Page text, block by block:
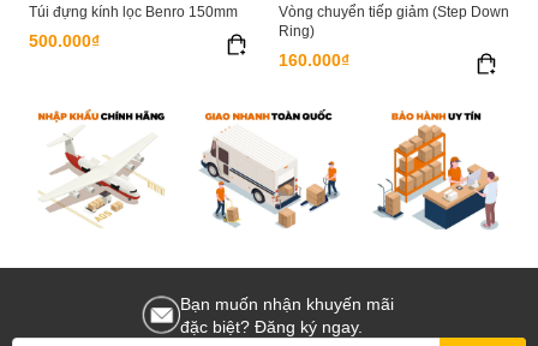
Túi đựng kính lọc Benro 150mm
500.000₫
Vòng chuyển tiếp giảm (Step Down
Ring)
160.000₫
Bạn muốn nhận khuyến mãi
đặc biệt? Đăng ký ngay.